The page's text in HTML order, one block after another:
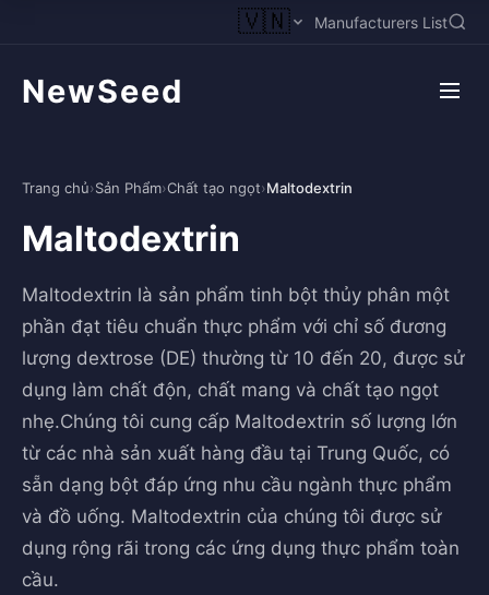
🇻🇳 Manufacturers List
NewSeed
Trang chủ›Sản Phẩm›Chất tạo ngọt›Maltodextrin
Maltodextrin
Maltodextrin là sản phẩm tinh bột thủy phân một
phần đạt tiêu chuẩn thực phẩm với chỉ số đương
lượng dextrose (DE) thường từ 10 đến 20, được sử
dụng làm chất độn, chất mang và chất tạo ngọt
nhẹ.Chúng tôi cung cấp Maltodextrin số lượng lớn
từ các nhà sản xuất hàng đầu tại Trung Quốc, có
sẵn dạng bột đáp ứng nhu cầu ngành thực phẩm
và đồ uống. Maltodextrin của chúng tôi được sử
dụng rộng rãi trong các ứng dụng thực phẩm toàn
cầu.